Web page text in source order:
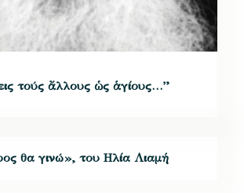
τούς ἄλλους ὡς ἁγίους…”
θα γινώ», του Ηλία Λιαμή